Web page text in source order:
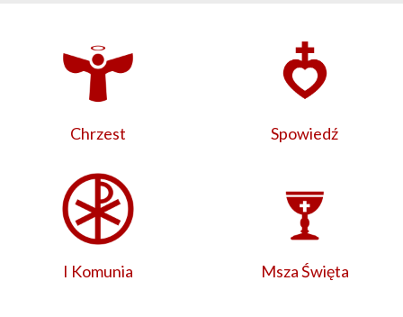
Chrzest Spowiedź
I Komunia Msza Święta